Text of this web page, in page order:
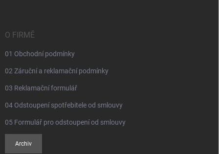
O FIRMĚ
01 Obchodní podmínky
02 Záruční a reklamační podmínky
03 Reklamační formulář
04 Odstoupení spotřebitele od smlouvy
05 Formulář pro odstoupení od smlouvy
Archiv